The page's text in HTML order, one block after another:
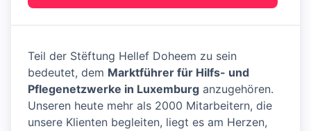
Teil der Stëftung Hellef Doheem zu sein
bedeutet, dem Marktführer für Hilfs- und
Pflegenetzwerke in Luxemburg anzugehören.
Unseren heute mehr als 2000 Mitarbeitern, die
unsere Klienten begleiten, liegt es am Herzen,